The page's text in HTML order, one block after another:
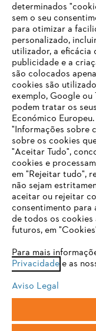
Empresa
FAQs Loja
Contacto
Condições gerais
Sobre nós
R.C.Emp. Ed.3-P.0-Lj.2
O SEU
ESTE
Está utilizar um
obter o melhor uso
para um dos
firefox
safari
determinados
sem o seu
para otimizar a
personalizado,
utilizador, a eficácia
publicidade e a
são colocados
cookies são
exemplo, Google ou
podem tratar os
Económico
"Informações sobre
sobre os cookies
"Aceitar Tudo",
cookies e
em "Rejeitar tudo",
não sejam
aceitar ou rejeitar
consentimento para
de todos os cookies
futuros, em
Para mais
Privacidadee as
Aviso Legal